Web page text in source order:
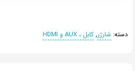
دسته: شارژر,کابل‌ ، AUX و HDMI